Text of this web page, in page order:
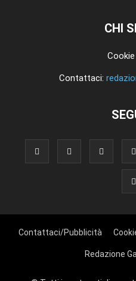
CHI
Contattaci:
Contattaci/Pubblicità
Redazione